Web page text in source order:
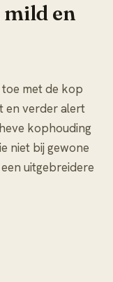
en
met de kop
en verder alert
kophouding
niet bij gewone
uitgebreidere